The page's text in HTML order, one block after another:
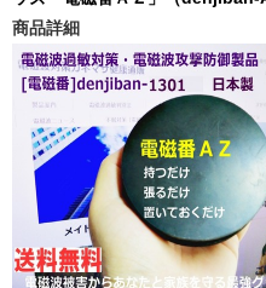
商品詳細